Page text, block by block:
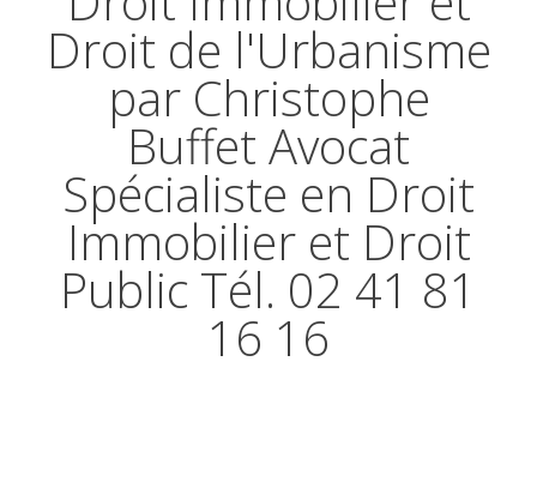
Droit de l'Urbanisme
par Christophe
Buffet Avocat
Spécialiste en Droit
Immobilier et Droit
Public Tél. 02 41 81
16 16